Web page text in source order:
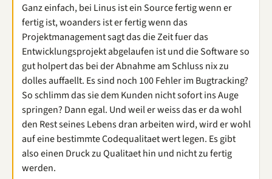
Ganz einfach, bei Linus ist ein Source fertig wenn er
fertig ist, woanders ist er fertig wenn das
Projektmanagement sagt das die Zeit fuer das
Entwicklungsprojekt abgelaufen ist und die Software so
gut holpert das bei der Abnahme am Schluss nix zu
dolles auffaellt. Es sind noch 100 Fehler im Bugtracking?
So schlimm das sie dem Kunden nicht sofort ins Auge
springen? Dann egal. Und weil er weiss das er da wohl
den Rest seines Lebens dran arbeiten wird, wird er wohl
auf eine bestimmte Codequalitaet wert legen. Es gibt
also einen Druck zu Qualitaet hin und nicht zu fertig
werden.